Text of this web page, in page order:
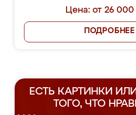
Цена: от 26 000
ПОДРОБНЕЕ
ЕСТЬ КАРТИНКИ
ТОГО, ЧТО